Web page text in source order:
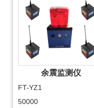
余震监测仪
FT-YZ1
50000